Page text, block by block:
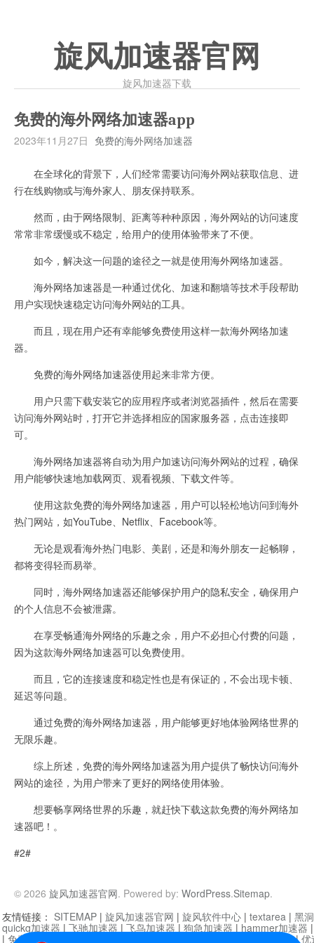
旋风加速器官网
旋风加速器下载
免费的海外网络加速器app
2023年11月27日 免费的海外网络加速器
在全球化的背景下，人们经常需要访问海外网站获取信息、进
行在线购物或与海外家人、朋友保持联系。
然而，由于网络限制、距离等种种原因，海外网站的访问速度
常常非常缓慢或不稳定，给用户的使用体验带来了不便。
如今，解决这一问题的途径之一就是使用海外网络加速器。
海外网络加速器是一种通过优化、加速和翻墙等技术手段帮助
用户实现快速稳定访问海外网站的工具。
而且，现在用户还有幸能够免费使用这样一款海外网络加速
器。
免费的海外网络加速器使用起来非常方便。
用户只需下载安装它的应用程序或者浏览器插件，然后在需要
访问海外网站时，打开它并选择相应的国家服务器，点击连接即
可。
海外网络加速器将自动为用户加速访问海外网站的过程，确保
用户能够快速地加载网页、观看视频、下载文件等。
使用这款免费的海外网络加速器，用户可以轻松地访问到海外
热门网站，如YouTube、Netflix、Facebook等。
无论是观看海外热门电影、美剧，还是和海外朋友一起畅聊，
都将变得轻而易举。
同时，海外网络加速器还能够保护用户的隐私安全，确保用户
的个人信息不会被泄露。
在享受畅通海外网络的乐趣之余，用户不必担心付费的问题，
因为这款海外网络加速器可以免费使用。
而且，它的连接速度和稳定性也是有保证的，不会出现卡顿、
延迟等问题。
通过免费的海外网络加速器，用户能够更好地体验网络世界的
无限乐趣。
综上所述，免费的海外网络加速器为用户提供了畅快访问海外
网站的途径，为用户带来了更好的网络使用体验。
想要畅享网络世界的乐趣，就赶快下载这款免费的海外网络加
速器吧！。
#2#
© 2026 旋风加速器官网. Powered by: WordPress.Sitemap.
友情链接： SITEMAP | 旋风加速器官网 | 旋风软件中心 | textarea | 黑
quickq加速器 | 飞驰加速器 | 飞鸟加速器 | 狗急加速器 | hammer加速器
| 免费vqn加速外网 迷雾通|优